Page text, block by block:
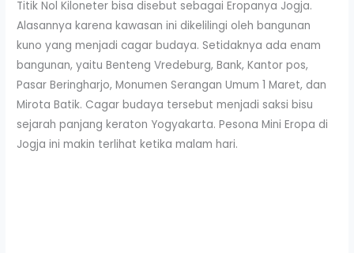
Titik Nol Kiloneter bisa disebut sebagai Eropanya Jogja.
Alasannya karena kawasan ini dikelilingi oleh bangunan
kuno yang menjadi cagar budaya. Setidaknya ada enam
bangunan, yaitu Benteng Vredeburg, Bank, Kantor pos,
Pasar Beringharjo, Monumen Serangan Umum 1 Maret, dan
Mirota Batik. Cagar budaya tersebut menjadi saksi bisu
sejarah panjang keraton Yogyakarta. Pesona Mini Eropa di
Jogja ini makin terlihat ketika malam hari.